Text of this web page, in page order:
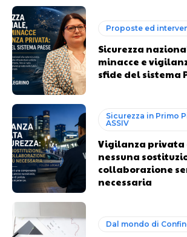
Proposte ed
Sicurezza
minacce e
sfide del sistema
Sicurezza in Primo
ASSIV
Vigilanza privata
nessuna
collaborazione
necessaria
Dal mondo di